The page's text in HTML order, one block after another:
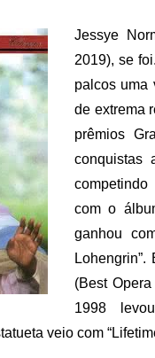
Jessye
2019), se
palcos uma
de extrema
prêmios
conquistas
competindo
com o
ganhou
(Best
1998
veio com